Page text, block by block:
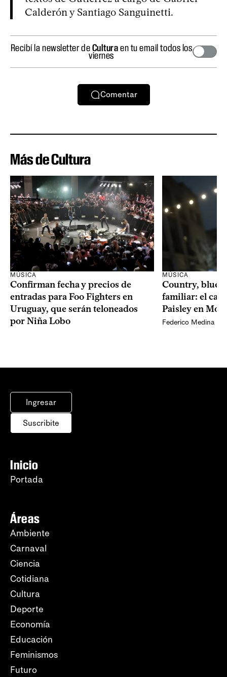
Calderón y Santiago Sanguinetti.
Recibí la newsletter deCulturaen tu email todos los
viernes
Comentar
Más de Cultura
MÚSICA
Confirman fecha y precios de
entradas para Foo Fighters en
Uruguay, que serán teloneados
por Niña Lobo
MÚSICA
Country,
familiar: el
Paisley en
Federico Medina
Ingresar
Suscribite
Inicio
Portada
Áreas
Ambiente
Carnaval
Ciencia
Cotidiana
Cultura
Deporte
Economía
Educación
Feminismos
Futuro